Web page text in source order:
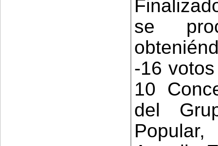
se
-16
10
del